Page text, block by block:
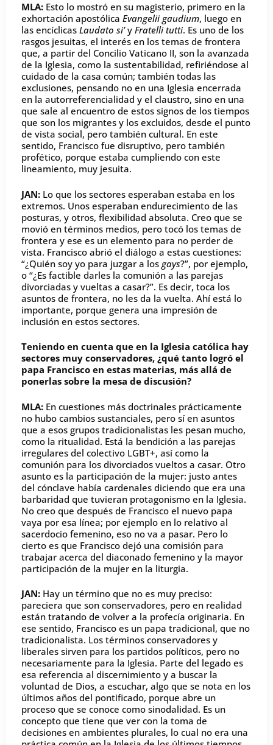
MLA: Esto lo mostró en su magisterio, primero en la
exhortación apostólica Evangelii gaudium, luego en
las encíclicas Laudato si’y Fratelli tutti. Es uno de los
rasgos jesuitas, el interés en los temas de frontera
que, a partir del Concilio Vaticano II, son la avanzada
de la Iglesia, como la sustentabilidad, refiriéndose al
cuidado de la casa común; también todas las
exclusiones, pensando no en una Iglesia encerrada
en la autorreferencialidad y el claustro, sino en una
que sale al encuentro de estos signos de los tiempos
que son los migrantes y los excluidos, desde el punto
de vista social, pero también cultural. En este
sentido, Francisco fue disruptivo, pero también
profético, porque estaba cumpliendo con este
lineamiento, muy jesuita.
JAN: Lo que los sectores esperaban estaba en los
extremos. Unos esperaban endurecimiento de las
posturas, y otros, flexibilidad absoluta. Creo que se
movió en términos medios, pero tocó los temas de
frontera y ese es un elemento para no perder de
vista. Francisco abrió el diálogo a estas cuestiones:
“¿Quién soy yo para juzgar a los gays?”, por ejemplo,
o “¿Es factible darles la comunión a las parejas
divorciadas y vueltas a casar?”. Es decir, toca los
asuntos de frontera, no les da la vuelta. Ahí está lo
importante, porque genera una impresión de
inclusión en estos sectores.
Teniendo en cuenta que en la Iglesia católica hay
sectores muy conservadores, ¿qué tanto logró el
papa Francisco en estas materias, más allá de
ponerlas sobre la mesa de discusión?
MLA: En cuestiones más doctrinales prácticamente
no hubo cambios sustanciales, pero sí en asuntos
que a esos grupos tradicionalistas les pesan mucho,
como la ritualidad. Está la bendición a las parejas
irregulares del colectivo LGBT+, así como la
comunión para los divorciados vueltos a casar. Otro
asunto es la participación de la mujer: justo antes
del cónclave había cardenales diciendo que era una
barbaridad que tuvieran protagonismo en la Iglesia.
No creo que después de Francisco el nuevo papa
vaya por esa línea; por ejemplo en lo relativo al
sacerdocio femenino, eso no va a pasar. Pero lo
cierto es que Francisco dejó una comisión para
trabajar acerca del diaconado femenino y la mayor
participación de la mujer en la liturgia.
JAN: Hay un término que no es muy preciso:
pareciera que son conservadores, pero en realidad
están tratando de volver a la profecía originaria. En
ese sentido, Francisco es un papa tradicional, que no
tradicionalista. Los términos conservadores y
liberales sirven para los partidos políticos, pero no
necesariamente para la Iglesia. Parte del legado es
esa referencia al discernimiento y a buscar la
voluntad de Dios, a escuchar, algo que se nota en los
últimos años del pontificado, porque abre un
proceso que se conoce como sinodalidad. Es un
concepto que tiene que ver con la toma de
decisiones en ambientes plurales, lo cual no era una